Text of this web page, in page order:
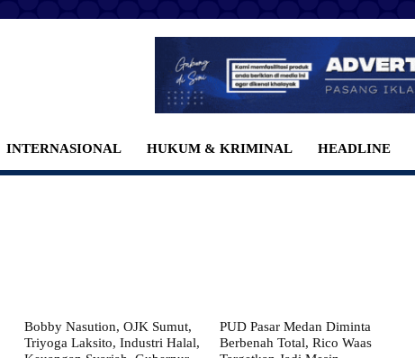
INTERNASIONAL HUKUM & KRIMINAL HEADLINE
Bobby Nasution, OJK Sumut,
Triyoga Laksito, Industri Halal,
PUD Pasar Medan Diminta
Berbenah Total, Rico Waas